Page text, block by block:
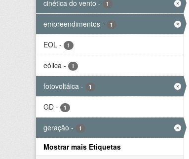
cinética do vento - 1
empreendimentos - 1
EOL - 1
eólica - 1
fotovoltáica - 1
GD - 1
geração - 1
Mostrar mais Etiquetas